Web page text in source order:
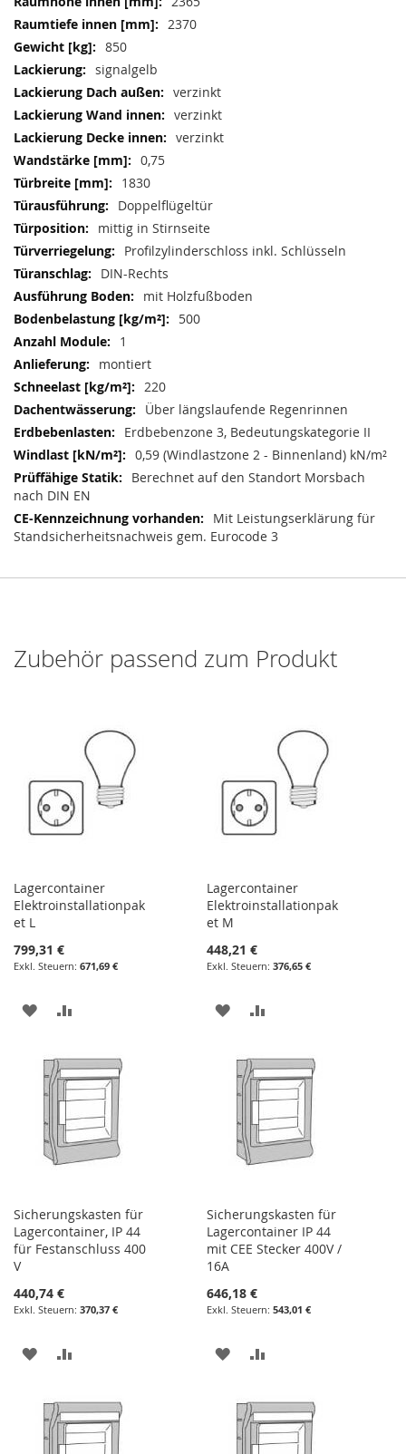
2370
850
signalgelb
verzinkt
verzinkt
verzinkt
0,75
1830
Doppelflügeltür
mittig in Stirnseite
Profilzylinderschloss inkl. Schlüsseln
DIN-Rechts
mit Holzfußboden
500
1
montiert
220
Über längslaufende Regenrinnen
Erdbebenzone 3, Bedeutungskategorie II
0,59 (Windlastzone 2 - Binnenland) kN/m²
Berechnet auf den Standort Morsbach
nach DIN EN
Mit Leistungserklärung für
Standsicherheitsnachweis gem. Eurocode 3
Zubehör passend zum Produkt
Lagercontainer
Elektroinstallationpak
et L
799,31 €
671,69 €
ZUR
HINZUFÜGEN
HINZUFÜGEN
Lagercontainer
Elektroinstallationpak
et M
448,21 €
376,65 €
ZUR
HINZUFÜGEN
HINZUFÜGEN
Sicherungskasten für
Lagercontainer, IP 44
für Festanschluss 400
V
440,74 €
370,37 €
ZUR
HINZUFÜGEN
HINZUFÜGEN
Sicherungskasten für
Lagercontainer IP 44
mit CEE Stecker 400V /
16A
646,18 €
543,01 €
ZUR
HINZUFÜGEN
HINZUFÜGEN